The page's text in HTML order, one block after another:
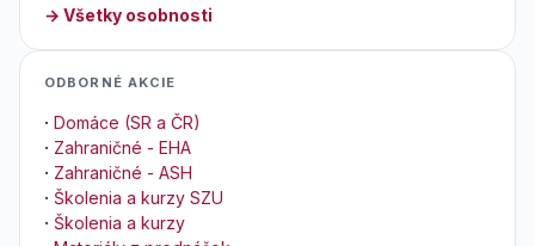
→ Všetky osobnosti
ODBORNÉ AKCIE
· Domáce (SR a ČR)
· Zahraničné - EHA
· Zahraničné - ASH
· Školenia a kurzy SZU
· Školenia a kurzy